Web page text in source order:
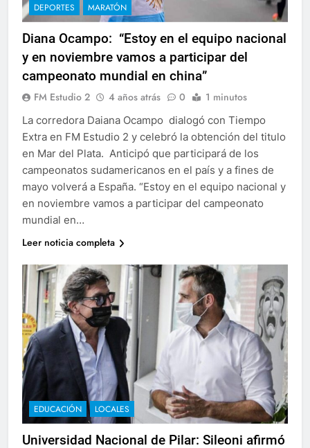
DEPORTES MARATÓN
Diana Ocampo: “Estoy en el equipo nacional
y en noviembre vamos a participar del
campeonato mundial en china”
FM Estudio 2 4 años atrás 0 1 minutos
La corredora Daiana Ocampo dialogó con Tiempo
Extra en FM Estudio 2 y celebró la obtención del titulo
en Mar del Plata. Anticipó que participará de los
campeonatos sudamericanos en el país y a fines de
mayo volverá a España. “Estoy en el equipo nacional y
en noviembre vamos a participar del campeonato
mundial en…
Leer noticia completa
EDUCACIÓN LOCALES
Universidad Nacional de Pilar: Sileoni afirmó